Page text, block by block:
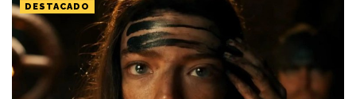
DESTACADO